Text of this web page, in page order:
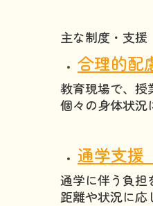
主な制度・支援
合理的配
教育現場で、授
個々の身体状況
通学支援
通学に伴う負担
距離や状況に応